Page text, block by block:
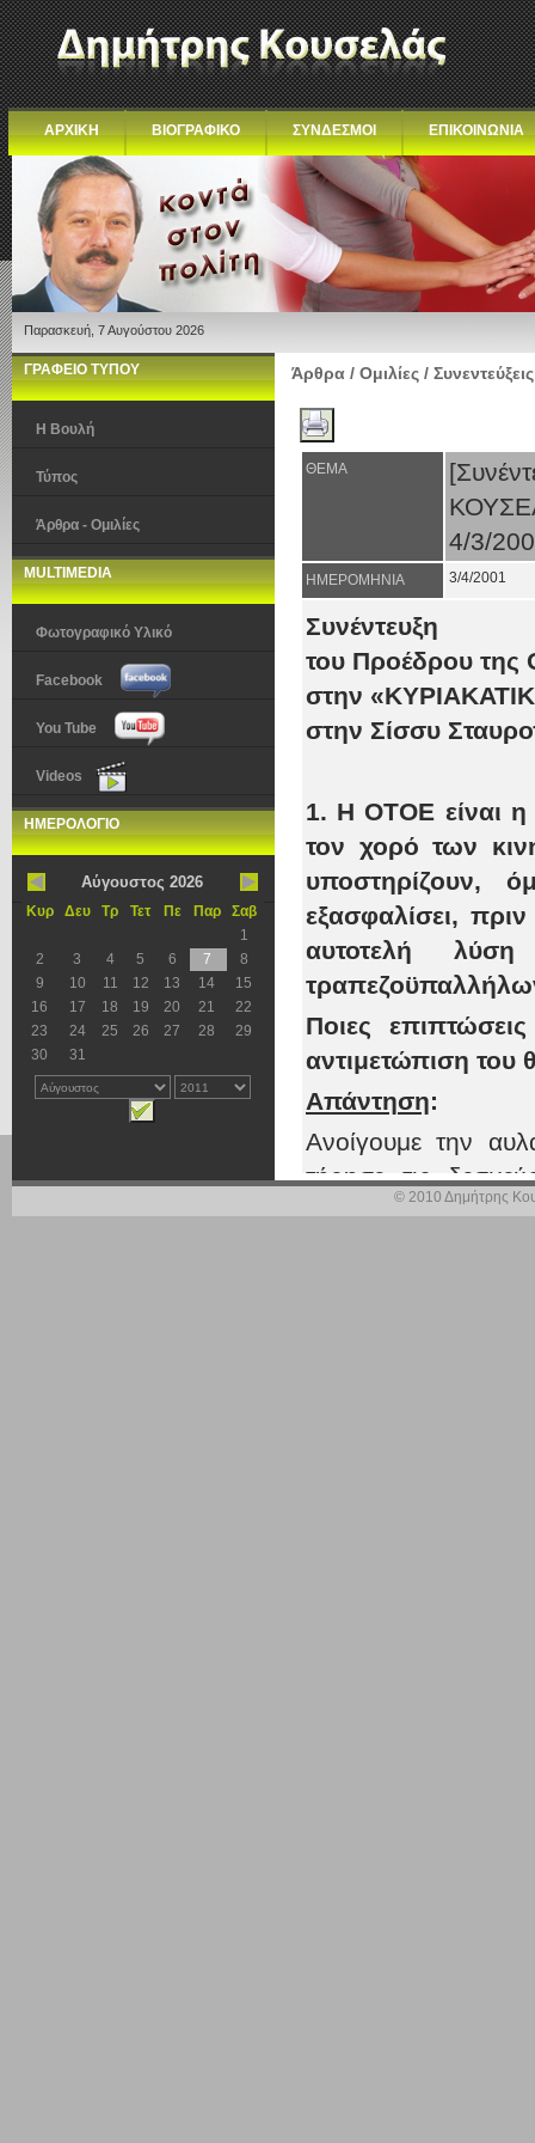
ΑΡΧΙΚΗ ΒΙΟΓΡΑΦΙΚΟ ΣΥΝΔΕΣΜΟΙ ΕΠΙΚΟΙΝΩΝΙΑ
Παρασκευή, 7 Αυγούστου 2026
ΓΡΑΦΕΙΟ ΤΥΠΟΥ
Η Βουλή
Τύπος
Άρθρα - Ομιλίες
MULTIMEDIA
Φωτογραφικό Υλικό
Facebook
You Tube
Videos
ΗΜΕΡΟΛΟΓΙΟ
Αύγουστος 2026
Κυρ Δευ Τρ Τετ Πε Παρ
Σαβ
1
2
3 4 5 6 7
8
9
10 11 12 13 14
15
16
17 18 19 20 21
22
23
24 25 26 27 28
29
30
31
Άρθρα / Ομιλίες / Συνεντεύξεις
ΘΕΜΑ
4/3/
ΗΜΕΡΟΜΗΝΙΑ 3/4/2001
Συνέντευξη
του Προέδρου
στην
στην Σίσσυ
1. Η ΟΤΟΕ είναι η
τον χορό των
υποστηρίζουν,
εξασφαλίσει,
αυτοτελή
Ποιες
αντιμετώπιση του
Απάντηση:
Ανοίγουμε την
τήρησε τις
Οκτώβρη, ότι στο
© 2010 Δημήτρης